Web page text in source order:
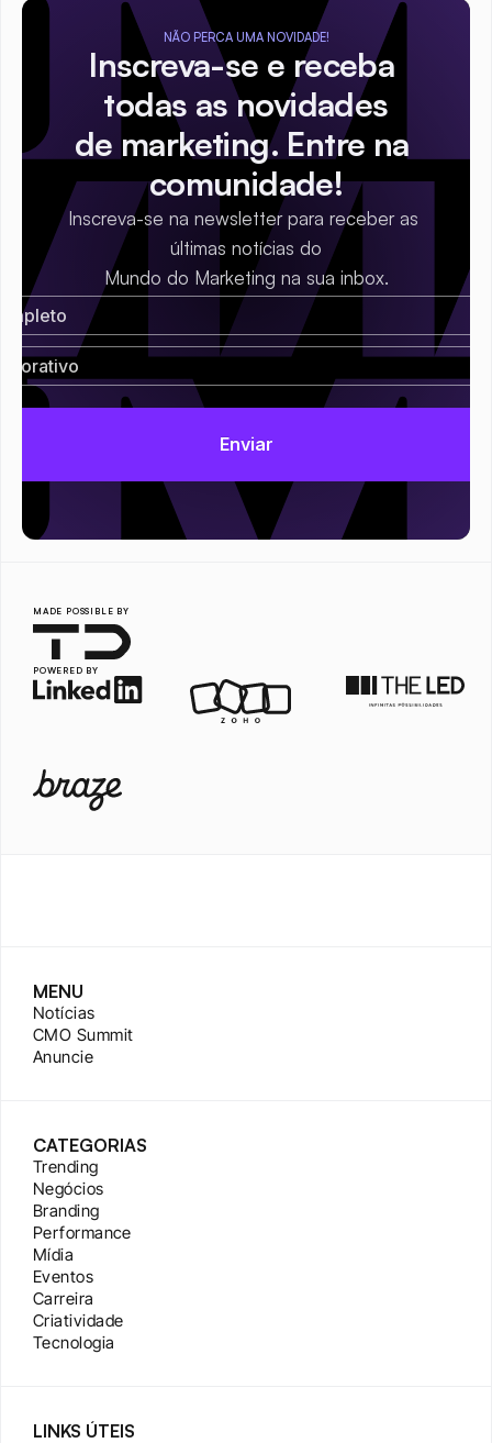
NÃO PERCA UMA NOVIDADE!
Inscreva-se e receba
todas as novidades
de marketing. Entre na
comunidade!
Inscreva-se na newsletter para receber as
últimas notícias do
Mundo do Marketing na sua inbox.
MADE POSSIBLE BY
POWERED BY
MENU
Notícias
CMO Summit
Anuncie
CATEGORIAS
Trending
Negócios
Branding
Performance
Mídia
Eventos
Carreira
Criatividade
Tecnologia
LINKS ÚTEIS